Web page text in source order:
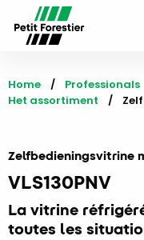
Home Professionals
Het assortiment
Zelfbedieningsvitrine
VLS130PNV
La vitrine
toutes les